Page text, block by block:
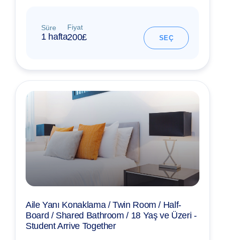
Süre
1 hafta
Fiyat
200£ SEÇ
Aile Yanı Konaklama / Twin Room / Half-
Board / Shared Bathroom / 18 Yaş ve Üzeri -
Student Arrive Together